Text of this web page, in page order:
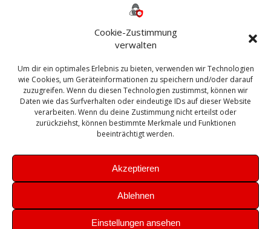
Cookie-Zustimmung
verwalten
Um dir ein optimales Erlebnis zu bieten, verwenden wir Technologien
wie Cookies, um Geräteinformationen zu speichern und/oder darauf
zuzugreifen. Wenn du diesen Technologien zustimmst, können wir
Daten wie das Surfverhalten oder eindeutige IDs auf dieser Website
verarbeiten. Wenn du deine Zustimmung nicht erteilst oder
zurückziehst, können bestimmte Merkmale und Funktionen
beeinträchtigt werden.
Akzeptieren
Ablehnen
Einstellungen ansehen
Bautagebuch
Exchange firewall Fritzbox
Microsoft
Sanierung SBS Security Server Sicherheit
Sicherung SIEM Sophos SSL Ubuntu
Update Upgrade UTM VCenter VCSA Veeam
VMWare VPN WAZUH Windows
Zertifikat